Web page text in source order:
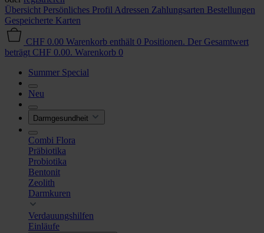
Übersicht Persönliches Profil Adressen Zahlungsarten Bestellungen
Gespeicherte Karten
CHF 0.00 Warenkorb enthält 0 Positionen. Der Gesamtwert
beträgt CHF 0.00. Warenkorb 0
Summer Special
Neu
Darmgesundheit
Combi Flora
Präbiotika
Probiotika
Bentonit
Zeolith
Darmkuren
Verdauungshilfen
Einläufe